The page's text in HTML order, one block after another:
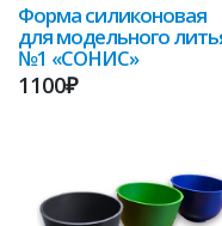
Форма силиконовая
для модельного
№1 «СОНИС»
1100₽